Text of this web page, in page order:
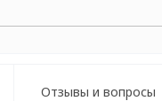
Отзывы и вопросы